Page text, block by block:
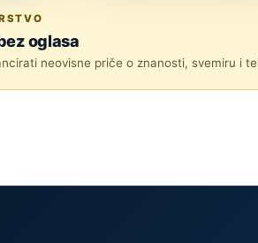
oglasa
neovisne priče o znanosti, svemiru i